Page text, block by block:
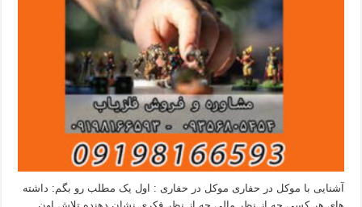
آشنایی با موکل در حفاری موکل در حفاری : اول یک مطلب رو بگم: داشته